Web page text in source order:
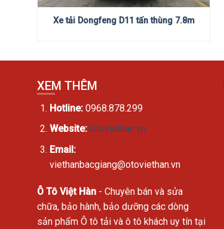
Xe tải Dongfeng D11 tấn thùng 7.8m
XEM THÊM
Hotline:0968.878.299
Website: Otoviethan.vn
Email:
viethanbacgiang@otoviethan.vn
Ô Tô Việt Hàn - Chuyên bán và sửa
chữa, bảo hành, bảo dưỡng các dòng
sản phẩm Ô tô tải và ô tô khách uy tín tại